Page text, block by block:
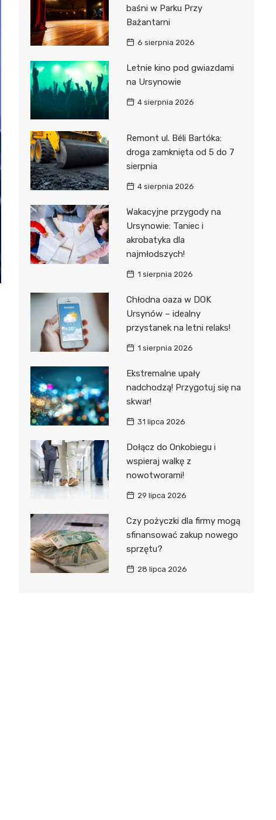
baśni w Parku Przy
Bażantarni
6 sierpnia 2026
Letnie kino pod gwiazdami
na Ursynowie
4 sierpnia 2026
Remont ul. Béli Bartóka:
droga zamknięta od 5 do 7
sierpnia
4 sierpnia 2026
Wakacyjne przygody na
Ursynowie: Taniec i
akrobatyka dla
najmłodszych!
1 sierpnia 2026
Chłodna oaza w DOK
Ursynów – idealny
przystanek na letni relaks!
1 sierpnia 2026
Ekstremalne upały
nadchodzą! Przygotuj się na
skwar!
31 lipca 2026
Dołącz do Onkobiegu i
wspieraj walkę z
nowotworami!
29 lipca 2026
Czy pożyczki dla firmy mogą
sfinansować zakup nowego
sprzętu?
28 lipca 2026